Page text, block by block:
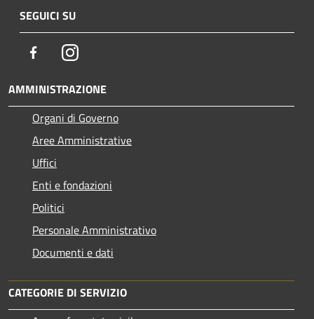
SEGUICI SU
FacebookInstagram
AMMINISTRAZIONE
Organi di Governo
Aree Amministrative
Uffici
Enti e fondazioni
Politici
Personale Amministrativo
Documenti e dati
CATEGORIE DI SERVIZIO